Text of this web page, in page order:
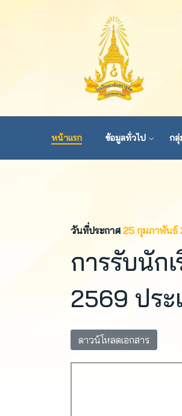
หน้าแรก ข้อมูลทั่วไป กลุ่
วันที่ประกาศ 25 กุมภาพันธ์
การรับนัก
2569 ประ
ดาวน์โหลดเอกสาร